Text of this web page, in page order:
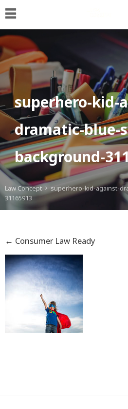
superhero-kid-
dramatic-blue-
background-
Law Concept
superhero-kid-against-
31165913
← Consumer Law Ready
ΕΙΜΑΣΤΕ
ΤΙ
ΚΑΝΟΥΜΕ
FAMus
Project
GDPR
ΝΕΑ
ΟΜΟΓΕΝΕΙΑ
ΕΠΙΚΟΙΝΩΝΙΑ